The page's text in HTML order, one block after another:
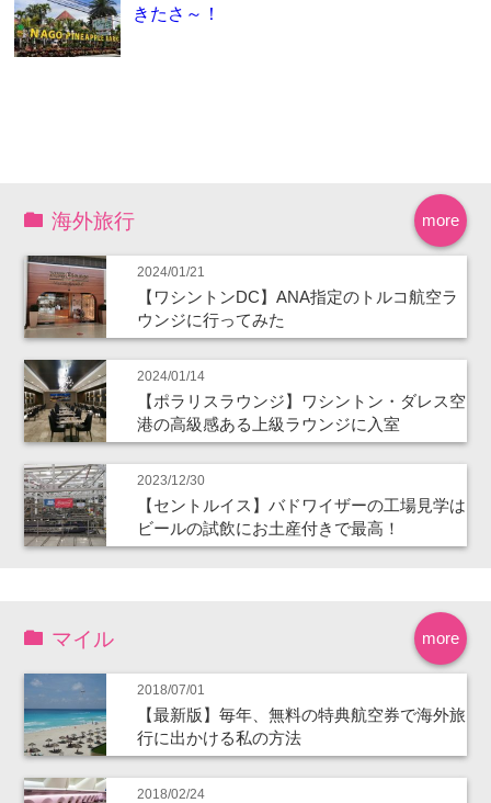
きたさ～！
more
海外旅行
2024/01/21
【ワシントンDC】ANA指定のトルコ航空ラ
ウンジに行ってみた
2024/01/14
【ポラリスラウンジ】ワシントン・ダレス空
港の高級感ある上級ラウンジに入室
2023/12/30
【セントルイス】バドワイザーの工場見学は
ビールの試飲にお土産付きで最高！
more
マイル
2018/07/01
【最新版】毎年、無料の特典航空券で海外旅
行に出かける私の方法
2018/02/24